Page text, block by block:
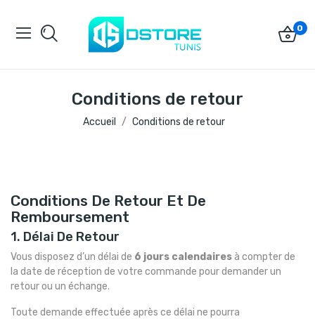
0
Conditions de retour
Accueil Conditions de retour
Conditions De Retour Et De
Remboursement
1. Délai De Retour
Vous disposez d’un délai de 6 jours calendaires à compter de
la date de réception de votre commande pour demander un
retour ou un échange.
Toute demande effectuée après ce délai ne pourra